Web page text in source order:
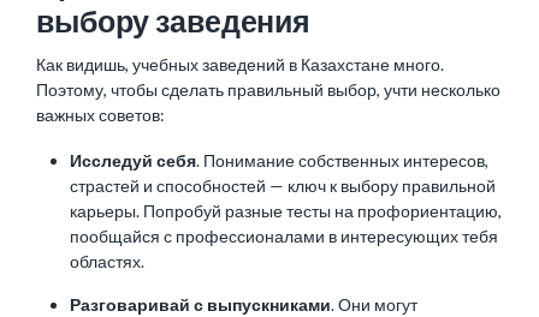
выбору заведения
Как видишь, учебных заведений в Казахстане много.
Поэтому, чтобы сделать правильный выбор, учти несколько
важных советов:
Исследуй себя. Понимание собственных интересов,
страстей и способностей — ключ к выбору правильной
карьеры. Попробуй разные тесты на профориентацию,
пообщайся с профессионалами в интересующих тебя
областях.
Разговаривай с выпускниками. Они могут